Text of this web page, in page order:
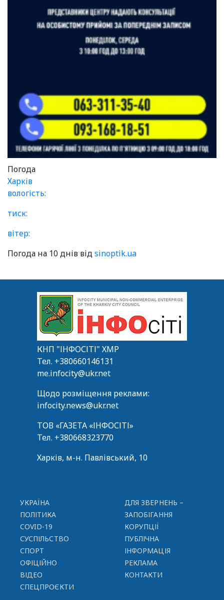
Погода
Харків
вологість:
тиск:
вітер:
Погода на 10 днів відsinoptik.ua
КНП "ІНФОСІТІ" ХМР
Тел. +380660146131
me.infocity@ukr.net
Щодо розміщення реклами:
infocity.news@ukr.net
ТОВ «ГАЗЕТА «ІНФОСІТІ»
Тел. +380668323770
Харків, м-н. Павлівський, 10
УКРАЇНА
ПОЛІТИКА
COVID-19
СУСПІЛЬСТВО
СПОРТ
ОФІЦІЙНО
ВІДЕО
СПЕЦПРОЄКТИ
ДЛЯ ЗВЕРНЕНЬ –
ЗАПОБІГАННЯ
КОРУПЦІЇ
ПУБЛІЧНА
ІНФОРМАЦІЯ
РЕКЛАМА
КОНТАКТИ